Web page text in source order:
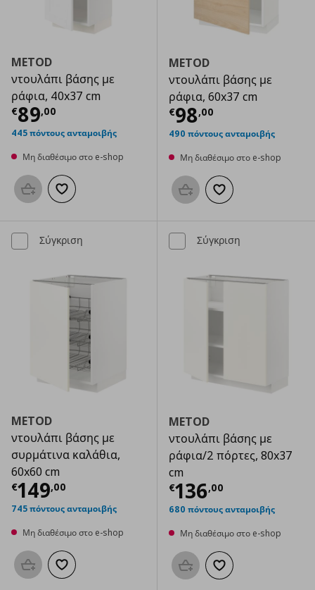
METOD
ντουλάπι βάσης με
ράφια, 40x37 cm
€89,00
Τρέχουσα τιμή € 89,00
445 πόντους ανταμοιβής
Μη διαθέσιμο στο e-shop
Προσθήκη στο καλάθι
Προσθήκη στα αγαπημένα
METOD
ντουλάπι βάσης με
ράφια, 60x37 cm
€98,00
Τρέχουσα
490 πόντους ανταμοιβής
Μη διαθέσιμο στο e-shop
Προσθήκη στο καλάθι
Προσθήκη στα
Σύγκριση
METOD
ντουλάπι βάσης με
συρμάτινα καλάθια,
60x60 cm
€149,00
Τρέχουσα τιμή € 149,00
745 πόντους ανταμοιβής
Μη διαθέσιμο στο e-shop
Προσθήκη στο καλάθι
Προσθήκη στα αγαπημένα
Σύγκριση
METOD
ντουλάπι βάσης με
ράφια/2 πόρτες, 80x37
cm
€136,00
Τρέχουσα
680 πόντους ανταμοιβής
Μη διαθέσιμο στο e-shop
Προσθήκη στο καλάθι
Προσθήκη στα